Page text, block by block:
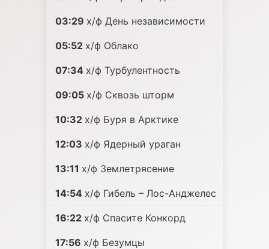
03:29 х/ф День независимости
05:52 х/ф Облако
07:34 х/ф Турбулентность
09:05 х/ф Сквозь шторм
10:32 х/ф Буря в Арктике
12:03 х/ф Ядерный ураган
13:11 х/ф Землетрясение
14:54 х/ф Гибель – Лос-Анджелес
16:22 х/ф Спасите Конкорд
17:56 х/ф Безумцы